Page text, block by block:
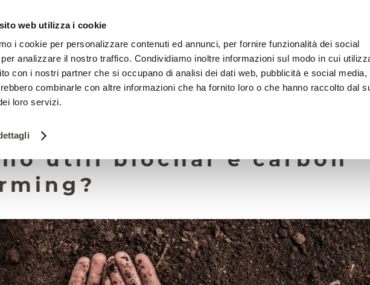
web utilizza i cookie
i cookie per personalizzare contenuti ed annunci, per fornire funzionalità dei social
analizzare il nostro traffico. Condividiamo inoltre informazioni sul modo in cui
con i nostri partner che si occupano di analisi dei dati web, pubblicità e social media,
combinarle con altre informazioni che ha fornito loro o che hanno raccolto dal
loro servizi.
LA FONDAZIONE ATTIVITÀ RISORSE LIGHTHOUSE
di carbonio,
utili biochar e carbon